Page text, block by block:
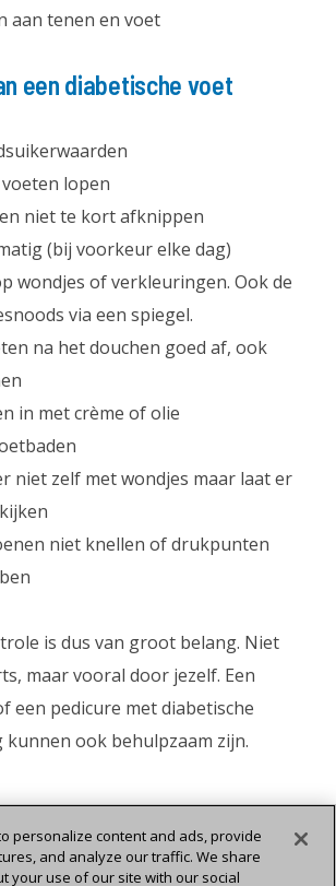
aan tenen en voet
een diabetische voet
lopen
niet te kort afknippen
(bij voorkeur elke dag)
wondjes of verkleuringen. Ook de
via een spiegel.
na het douchen goed af, ook
in met crème of olie
niet zelf met wondjes maar laat er
niet knellen of drukpunten
is dus van groot belang. Niet
maar vooral door jezelf. Een
een pedicure met diabetische
ook behulpzaam zijn.
personalize content and ads, provide
and analyze our traffic. We share
your use of our site with our social